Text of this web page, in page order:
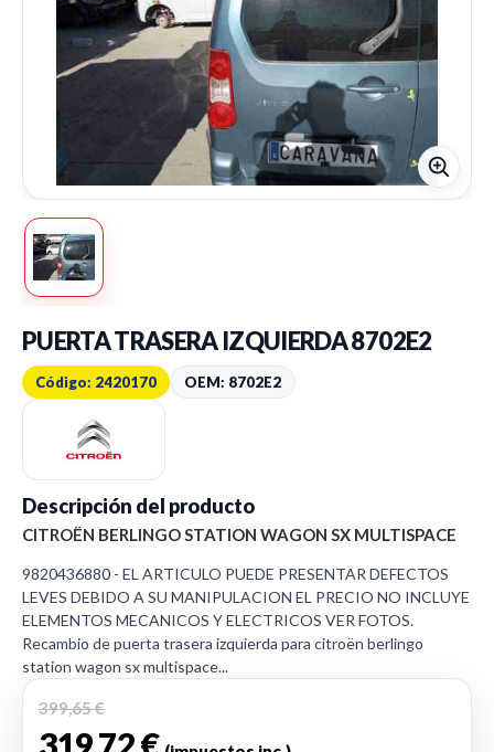
PUERTA TRASERA IZQUIERDA 8702E2
Código: 2420170 OEM: 8702E2
Descripción del producto
CITROËN BERLINGO STATION WAGON SX MULTISPACE
9820436880 - EL ARTICULO PUEDE PRESENTAR DEFECTOS
LEVES DEBIDO A SU MANIPULACION EL PRECIO NO INCLUYE
ELEMENTOS MECANICOS Y ELECTRICOS VER FOTOS.
Recambio de puerta trasera izquierda para citroën berlingo
station wagon sx multispace...
399,65 €